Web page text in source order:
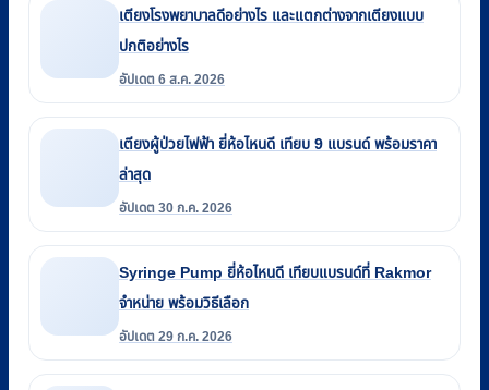
เตียงโรงพยาบาลดีอย่างไร และแตกต่างจากเตียงแบบ
ปกติอย่างไร
อัปเดต 6 ส.ค. 2026
เตียงผู้ป่วยไฟฟ้า ยี่ห้อไหนดี เทียบ 9 แบรนด์ พร้อมราคา
ล่าสุด
อัปเดต 30 ก.ค. 2026
Syringe Pump ยี่ห้อไหนดี เทียบแบรนด์ที่ Rakmor
จำหน่าย พร้อมวิธีเลือก
อัปเดต 29 ก.ค. 2026